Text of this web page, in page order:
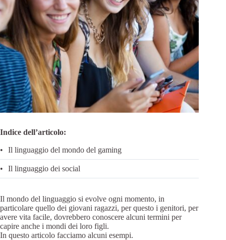
Indice dell’articolo:
Il linguaggio del mondo del gaming
Il linguaggio dei social
Il mondo del linguaggio si evolve ogni momento, in
particolare quello dei giovani ragazzi, per questo i genitori, per
avere vita facile, dovrebbero conoscere alcuni termini per
capire anche i mondi dei loro figli.
In questo articolo facciamo alcuni esempi.